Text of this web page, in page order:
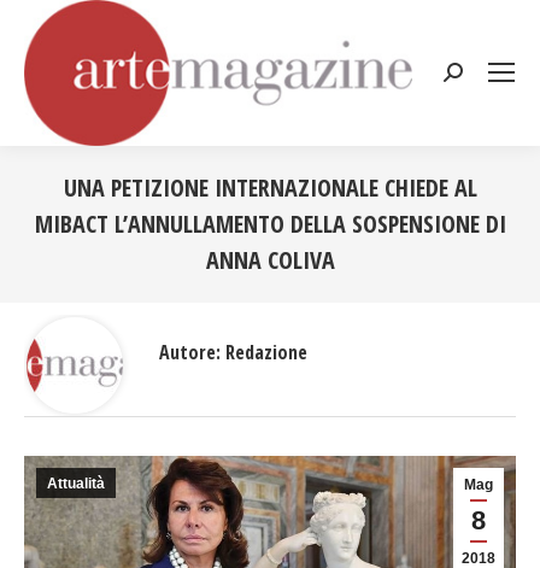
Cerca:
UNA PETIZIONE INTERNAZIONALE CHIEDE AL
MIBACT L’ANNULLAMENTO DELLA SOSPENSIONE DI
ANNA COLIVA
Mag
8
2018
Attualità
Autore: Redazione